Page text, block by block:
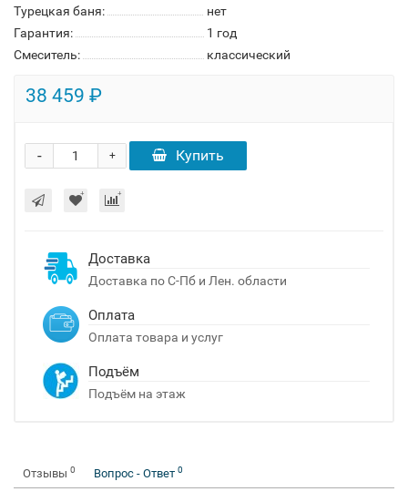
Турецкая баня:
нет
Гарантия:
1 год
Смеситель:
классический
38 459 ₽
+
- Купить
Доставка
Доставка по С-Пб и Лен. области
Оплата
Оплата товара и услуг
Подъём
Подъём на этаж
Отзывы 0 Вопрос - Ответ 0